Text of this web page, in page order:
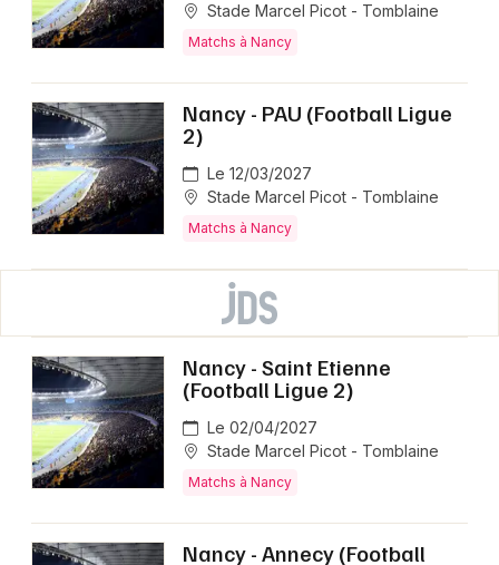
Stade Marcel Picot - Tomblaine
Matchs à Nancy
Nancy - PAU (Football Ligue
2)
Le 12/03/2027
Stade Marcel Picot - Tomblaine
Matchs à Nancy
Nancy - Saint Etienne
(Football Ligue 2)
Le 02/04/2027
Stade Marcel Picot - Tomblaine
Matchs à Nancy
Nancy - Annecy (Football